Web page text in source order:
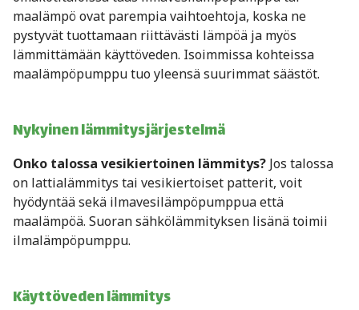
maalämpö ovat parempia vaihtoehtoja, koska ne
pystyvät tuottamaan riittävästi lämpöä ja myös
lämmittämään käyttöveden. Isoimmissa kohteissa
maalämpöpumppu tuo yleensä suurimmat säästöt.
Nykyinen lämmitysjärjestelmä
Onko talossa vesikiertoinen lämmitys? Jos talossa
on lattialämmitys tai vesikiertoiset patterit, voit
hyödyntää sekä ilmavesilämpöpumppua että
maalämpöä. Suoran sähkölämmityksen lisänä toimii
ilmalämpöpumppu.
Käyttöveden lämmitys